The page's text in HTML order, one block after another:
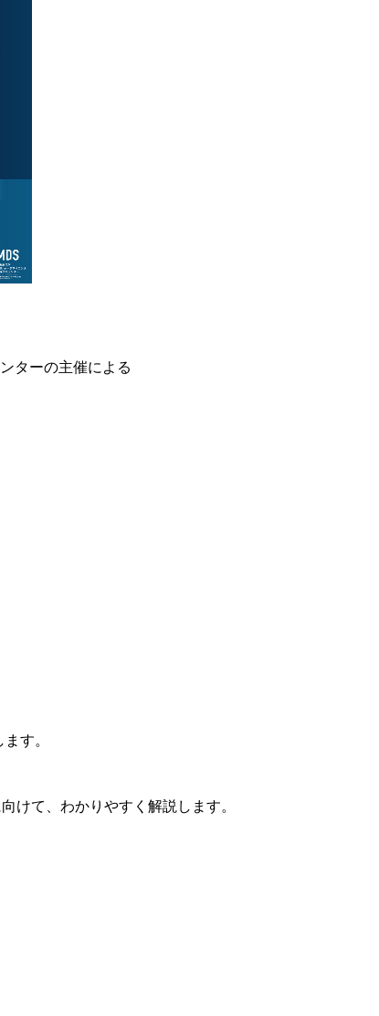
ターの主催による
す。
けて、わかりやすく解説します。